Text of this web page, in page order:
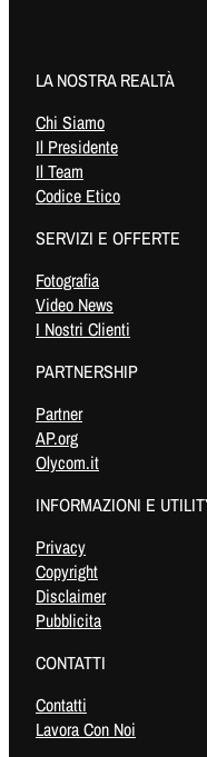
LA NOSTRA REALTÀ
Chi Siamo
Il Presidente
Il Team
Codice Etico
SERVIZI E OFFERTE
Fotografia
Video News
I Nostri Clienti
PARTNERSHIP
Partner
AP.org
Olycom.it
INFORMAZIONI E
Privacy
Copyright
Disclaimer
Pubblicita
CONTATTI
Contatti
Lavora Con Noi